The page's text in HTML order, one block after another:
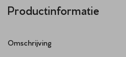
Productinformatie
Omschrijving